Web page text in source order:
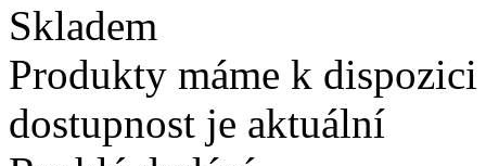
Skladem
Produkty máme k
dostupnost je aktuální